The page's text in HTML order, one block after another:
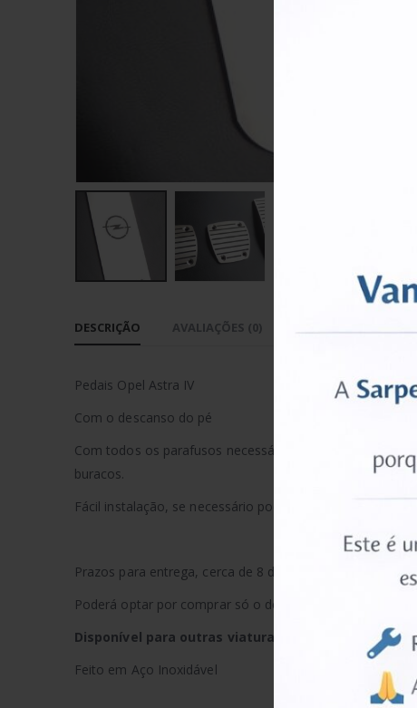
DESCRIÇÃO AVALIAÇÕES (0)
Pedais Opel Astra IV
Com o descanso do pé
Com todos os parafusos necessários para a instalação.
buracos.
Fácil instalação, se necessário pode-se agendar uma
Prazos para entrega, cerca de 8 dias após pagamento.
Poderá optar por comprar só o descanso ou os pedais.
Disponível para outras viatura e modelos
Feito em Aço Inoxidável